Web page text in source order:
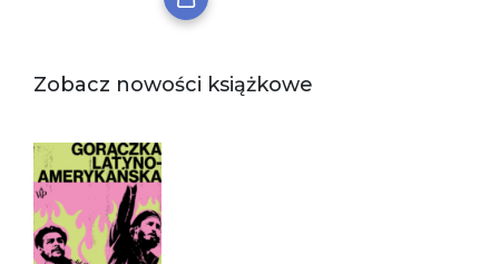
Zobacz nowości książkowe